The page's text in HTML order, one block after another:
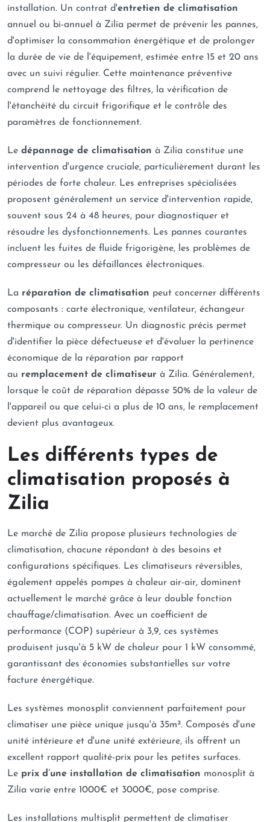
installation. Un contrat d'entretien de climatisation
annuel ou bi-annuel à Zilia permet de prévenir les pannes,
d'optimiser la consommation énergétique et de prolonger
la durée de vie de l'équipement, estimée entre 15 et 20 ans
avec un suivi régulier. Cette maintenance préventive
comprend le nettoyage des filtres, la vérification de
l'étanchéité du circuit frigorifique et le contrôle des
paramètres de fonctionnement.
Le dépannage de climatisation à Zilia constitue une
intervention d'urgence cruciale, particulièrement durant les
périodes de forte chaleur. Les entreprises spécialisées
proposent généralement un service d'intervention rapide,
souvent sous 24 à 48 heures, pour diagnostiquer et
résoudre les dysfonctionnements. Les pannes courantes
incluent les fuites de fluide frigorigène, les problèmes de
compresseur ou les défaillances électroniques.
La réparation de climatisation peut concerner différents
composants : carte électronique, ventilateur, échangeur
thermique ou compresseur. Un diagnostic précis permet
d'identifier la pièce défectueuse et d'évaluer la pertinence
économique de la réparation par rapport
au remplacement de climatiseur à Zilia. Généralement,
lorsque le coût de réparation dépasse 50% de la valeur de
l'appareil ou que celui-ci a plus de 10 ans, le remplacement
devient plus avantageux.
Les différents types de
climatisation proposés à
Zilia
Le marché de Zilia propose plusieurs technologies de
climatisation, chacune répondant à des besoins et
configurations spécifiques. Les climatiseurs réversibles,
également appelés pompes à chaleur air-air, dominent
actuellement le marché grâce à leur double fonction
chauffage/climatisation. Avec un coefficient de
performance (COP) supérieur à 3,9, ces systèmes
produisent jusqu'à 5 kW de chaleur pour 1 kW consommé,
garantissant des économies substantielles sur votre
facture énergétique.
Les systèmes monosplit conviennent parfaitement pour
climatiser une pièce unique jusqu'à 35m². Composés d'une
unité intérieure et d'une unité extérieure, ils offrent un
excellent rapport qualité-prix pour les petites surfaces.
Le prix d’une installation de climatisation monosplit à
Zilia varie entre 1000€ et 3000€, pose comprise.
Les installations multisplit permettent de climatiser